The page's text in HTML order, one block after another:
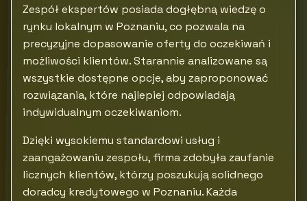
Zespół ekspertów posiada dogłębną wiedzę o
rynku lokalnym w Poznaniu, co pozwala na
precyzyjne dopasowanie oferty do oczekiwań i
możliwości klientów. Starannie analizowane są
wszystkie dostępne opcje, aby zaproponować
rozwiązania, które najlepiej odpowiadają
indywidualnym oczekiwaniom.
Dzięki wysokiemu standardowi usług i
zaangażowaniu zespołu, firma zdobyła zaufanie
licznych klientów, którzy poszukują solidnego
doradcy kredytowego w Poznaniu. Każda